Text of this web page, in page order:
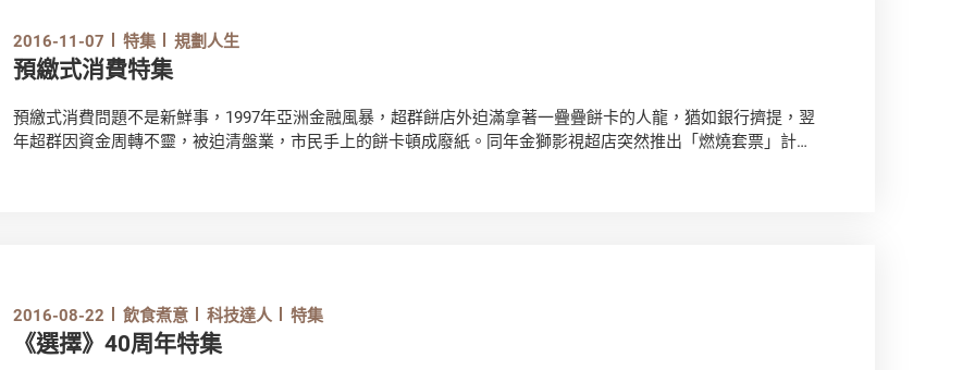
2016-11-07 特集 規劃人生
預繳式消費特集
預繳式消費問題不是新鮮事，1997年亞洲金融風暴，超群餅店外迫滿拿著一疊疊餅卡的人龍，猶如銀行擠提，翌
年超群因資金周轉不靈，被迫清盤業，市民手上的餅卡頓成廢紙。同年金獅影視超店突然推出「燃燒套票」計
2016-08-22 飲食煮意 科技達人 特集
《選擇》40周年特集